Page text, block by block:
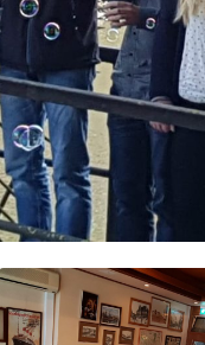
in 2019
am 9. November